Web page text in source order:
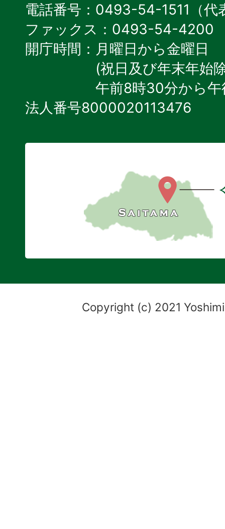
電話番号：0493-54-1511（代
ファックス：0493-54-4200
開庁時間：月曜日から金曜日
(祝日及び年末年始
午前8時30分から午
法人番号8000020113476
Copyright (c) 2021